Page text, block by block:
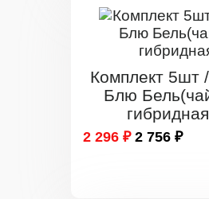
Комплект 5шт
Блю
2 296 ₽ 2 756 ₽